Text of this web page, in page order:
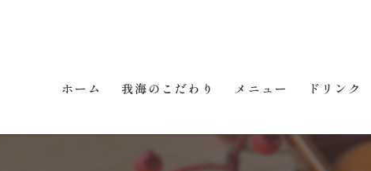
ホーム 我海のこだわり メニュー ドリンク